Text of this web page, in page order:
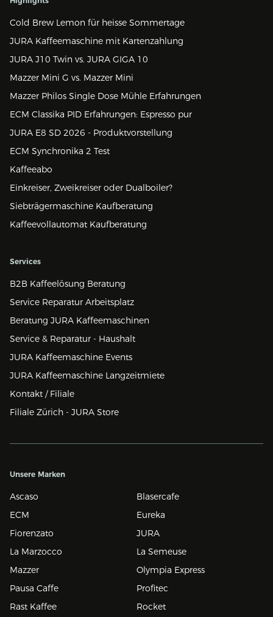
Cold Brew Lemon für heisse Sommertage
JURA Kaffeemaschine mit Kartenzahlung
JURA J10 Twin vs. JURA GIGA 10
Mazzer Mini G vs. Mazzer Mini
Mazzer Philos Single Dose Mühle Erfahrungen
ECM Classika PID Erfahrungen: Espresso pur
JURA E8 SD 2026 - Produktvorstellung
ECM Synchronika 2 Test
Kaffeeabo
Einkreiser, Zweikreiser oder Dualboiler?
Siebträgermaschine Kaufberatung
Kaffeevollautomat Kaufberatung
Services
B2B Kaffeelösung Beratung
Service Reparatur Arbeitsplatz
Beratung JURA Kaffeemaschinen
Service & Reparatur - Haushalt
JURA Kaffeemaschine Events
JURA Kaffeemaschine Langzeitmiete
Kontakt / Filiale
Filiale Zürich - JURA Store
Unsere Marken
Ascaso
Blasercafe
ECM
Eureka
Fiorenzato
JURA
La Marzocco
La Semeuse
Mazzer
Olympia Express
Pausa Caffe
Profitec
Rast Kaffee
Rocket